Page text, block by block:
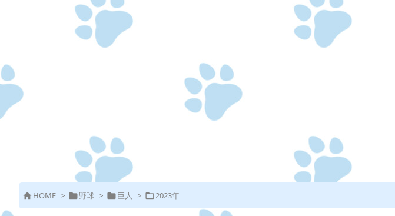
 HOME > 野球 > 巨人 > 2023年